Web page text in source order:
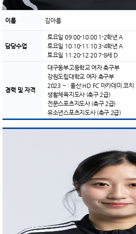
이름 김아름
담당수업
토요일 09:00-10:00 1-2학년 A
토요일 10:10-11:10 3-4학년 A
토요일 11:20-12:20 7-8세 D
경력 및 자격
대구동부고등학교 여자 축구부
강원도립대학교 여자 축구부
2023 ~ : 울산 HD FC 아카데미 코치
생활체육지도사 (축구 2급)
전문스포츠지도사 (축구 2급)
유소년스포츠지도사 (축구 2급)